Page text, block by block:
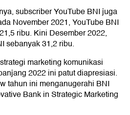
subscriber YouTube BNI juga
November 2021, YouTube BNI
ribu. Kini Desember 2022,
sebanyak 31,2 ribu.
marketing komunikasi
2022 ini patut diapresiasi.
tahun ini menganugerahi BNI
Bank in Strategic Marketing